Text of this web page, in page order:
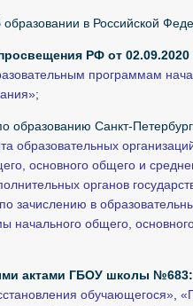
в Российской
РФ от
программам
;
образованию Санкт-
образовательных
основного общего и
органов
зачислению в
начального общего,
актами ГБОУ школы №683:
обучающегося»,